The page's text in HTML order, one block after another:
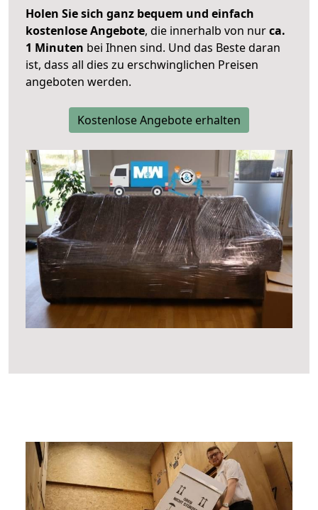
Holen Sie sich ganz bequem und einfach
kostenlose Angebote, die innerhalb von nurca.
1 Minuten bei Ihnen sind. Und das Beste daran
ist, dass all dies zu erschwinglichen Preisen
angeboten werden.
Kostenlose Angebote erhalten